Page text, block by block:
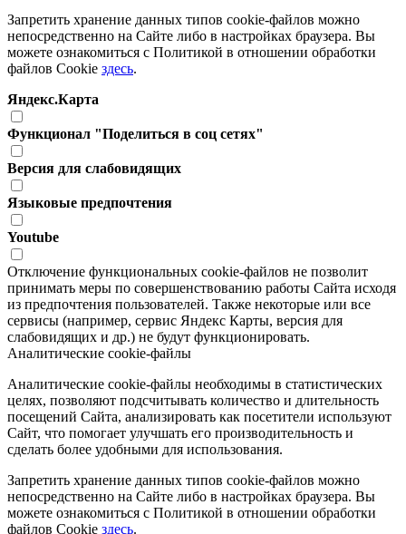
Запретить хранение данных типов cookie-файлов можно
непосредственно на Сайте либо в настройках браузера. Вы
можете ознакомиться с Политикой в отношении обработки
файлов Cookie здесь.
Яндекс.Карта
Функционал "Поделиться в соц сетях"
Версия для слабовидящих
Языковые предпочтения
Youtube
Отключение функциональных cookie-файлов не позволит
принимать меры по совершенствованию работы Сайта исходя
из предпочтения пользователей. Также некоторые или все
сервисы (например, сервис Яндекс Карты, версия для
слабовидящих и др.) не будут функционировать.
Аналитические cookie-файлы
Аналитические cookie-файлы необходимы в статистических
целях, позволяют подсчитывать количество и длительность
посещений Сайта, анализировать как посетители используют
Сайт, что помогает улучшать его производительность и
сделать более удобными для использования.
Запретить хранение данных типов cookie-файлов можно
непосредственно на Сайте либо в настройках браузера. Вы
можете ознакомиться с Политикой в отношении обработки
файлов Cookie здесь.